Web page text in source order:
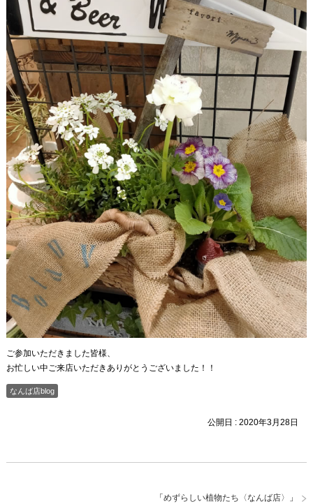
ご参加いただきました皆様、
お忙しい中ご来店いただきありがとうございました！！
なんば店blog
公開日 :2020年3月28日
「めずらしい植物たち〈なんば店〉 」